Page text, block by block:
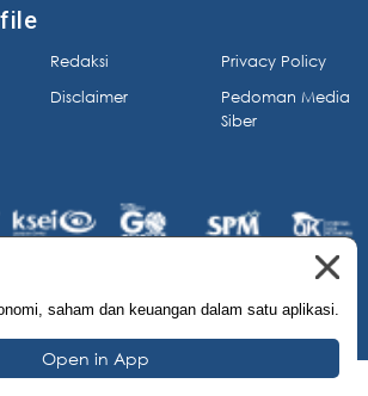
Redaksi
Disclaimer
Privacy Policy
Pedoman Media
Siber
IDX Channel. All Rights Reserved.
saham dan keuangan dalam satu aplikasi.
Open in App